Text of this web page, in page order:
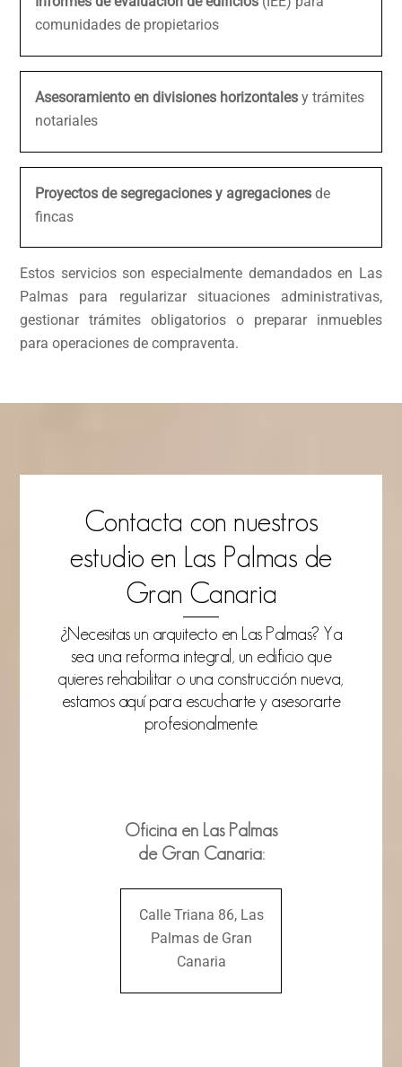
comunidades de propietarios
Asesoramiento en divisiones horizontales y trámites
notariales
Proyectos de segregaciones y agregaciones de
fincas
Estos servicios son especialmente demandados en Las
Palmas para regularizar situaciones administrativas,
gestionar trámites obligatorios o preparar inmuebles
para operaciones de compraventa.
Contacta con nuestros
estudio en Las Palmas de
Gran Canaria
¿Necesitas un arquitecto en Las Palmas? Ya
sea una reforma integral, un edificio que
quieres rehabilitar o una construcción nueva,
estamos aquí para escucharte y asesorarte
profesionalmente.
Oficina en Las Palmas
de Gran Canaria:
Calle Triana 86, Las
Palmas de Gran
Canaria